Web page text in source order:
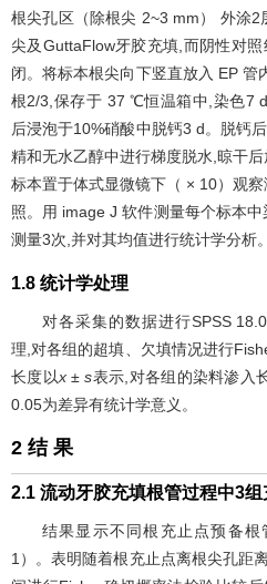
根尖孔区（除根尖 2~3 mm） 外涂
尖及GuttaFlow牙胶充填,而阴性对
闭。将标本根尖向下竖直放入 EP
根2/3,保存于 37 ℃恒温箱中,染色7
后浸泡于10%硝酸中脱钙3 d。脱钙
精和无水乙醇中进行梯度脱水,晾干
标本置于体式显微镜下（ × 10）观
照。用 image J 软件测量每个标本
测量3次,并对其均值进行统计学分析。
1.8 统计学处理
对各采集的数据进行SPSS
理,对各组的超填、欠填情况进行
长度以x ± s表示,对各组的染料渗入
0.05为差异有统计学意义。
2 结 果
2.1 流动牙胶充填根管过程中3
结果显示不同根充止点预备
1 ）。表明随着根充止点离根尖孔距